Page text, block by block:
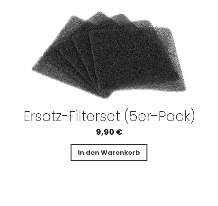
Ersatz-Filterset (5er-Pack)
9,90 €
In den Warenkorb